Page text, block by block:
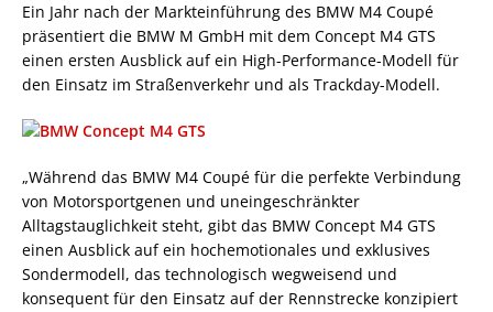
Ein Jahr nach der Markteinführung des BMW M4 Coupé
präsentiert die BMW M GmbH mit dem Concept M4 GTS
einen ersten Ausblick auf ein High-Performance-Modell für
den Einsatz im Straßenverkehr und als Trackday-Modell.
„Während das BMW M4 Coupé für die perfekte Verbindung
von Motorsportgenen und uneingeschränkter
Alltagstauglichkeit steht, gibt das BMW Concept M4 GTS
einen Ausblick auf ein hochemotionales und exklusives
Sondermodell, das technologisch wegweisend und
konsequent für den Einsatz auf der Rennstrecke konzipiert